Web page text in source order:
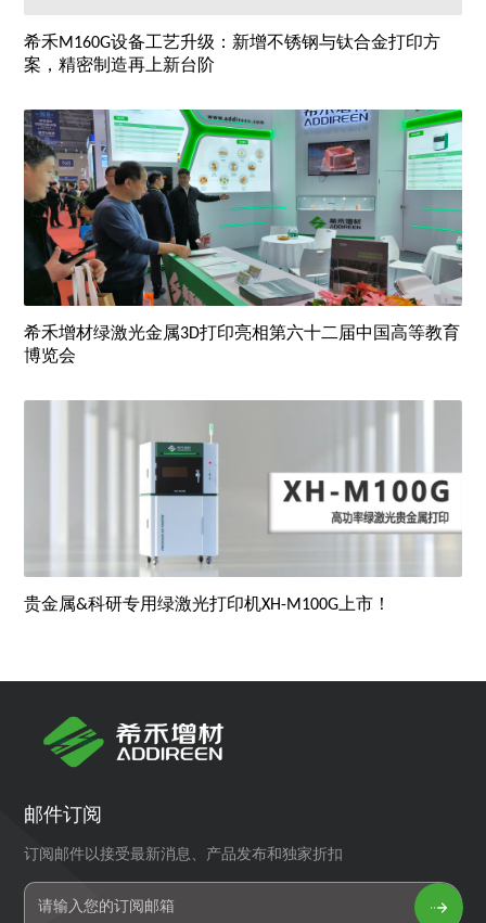
希禾M160G设备工艺升级：新增不锈钢与钛合金打印方
案，精密制造再上新台阶
希禾增材绿激光金属3D打印亮相第六十二届中国高等教育
博览会
贵金属&科研专用绿激光打印机XH-M100G上市！
邮件订阅
订阅邮件以接受最新消息、产品发布和独家折扣